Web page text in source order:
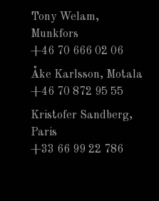
Tony Welam,
Munkfors
+46 70 666 02 06
Åke Karlsson, Motala
+46 70 872 95 55
Kristofer Sandberg,
Paris
+33 66 99 22 786